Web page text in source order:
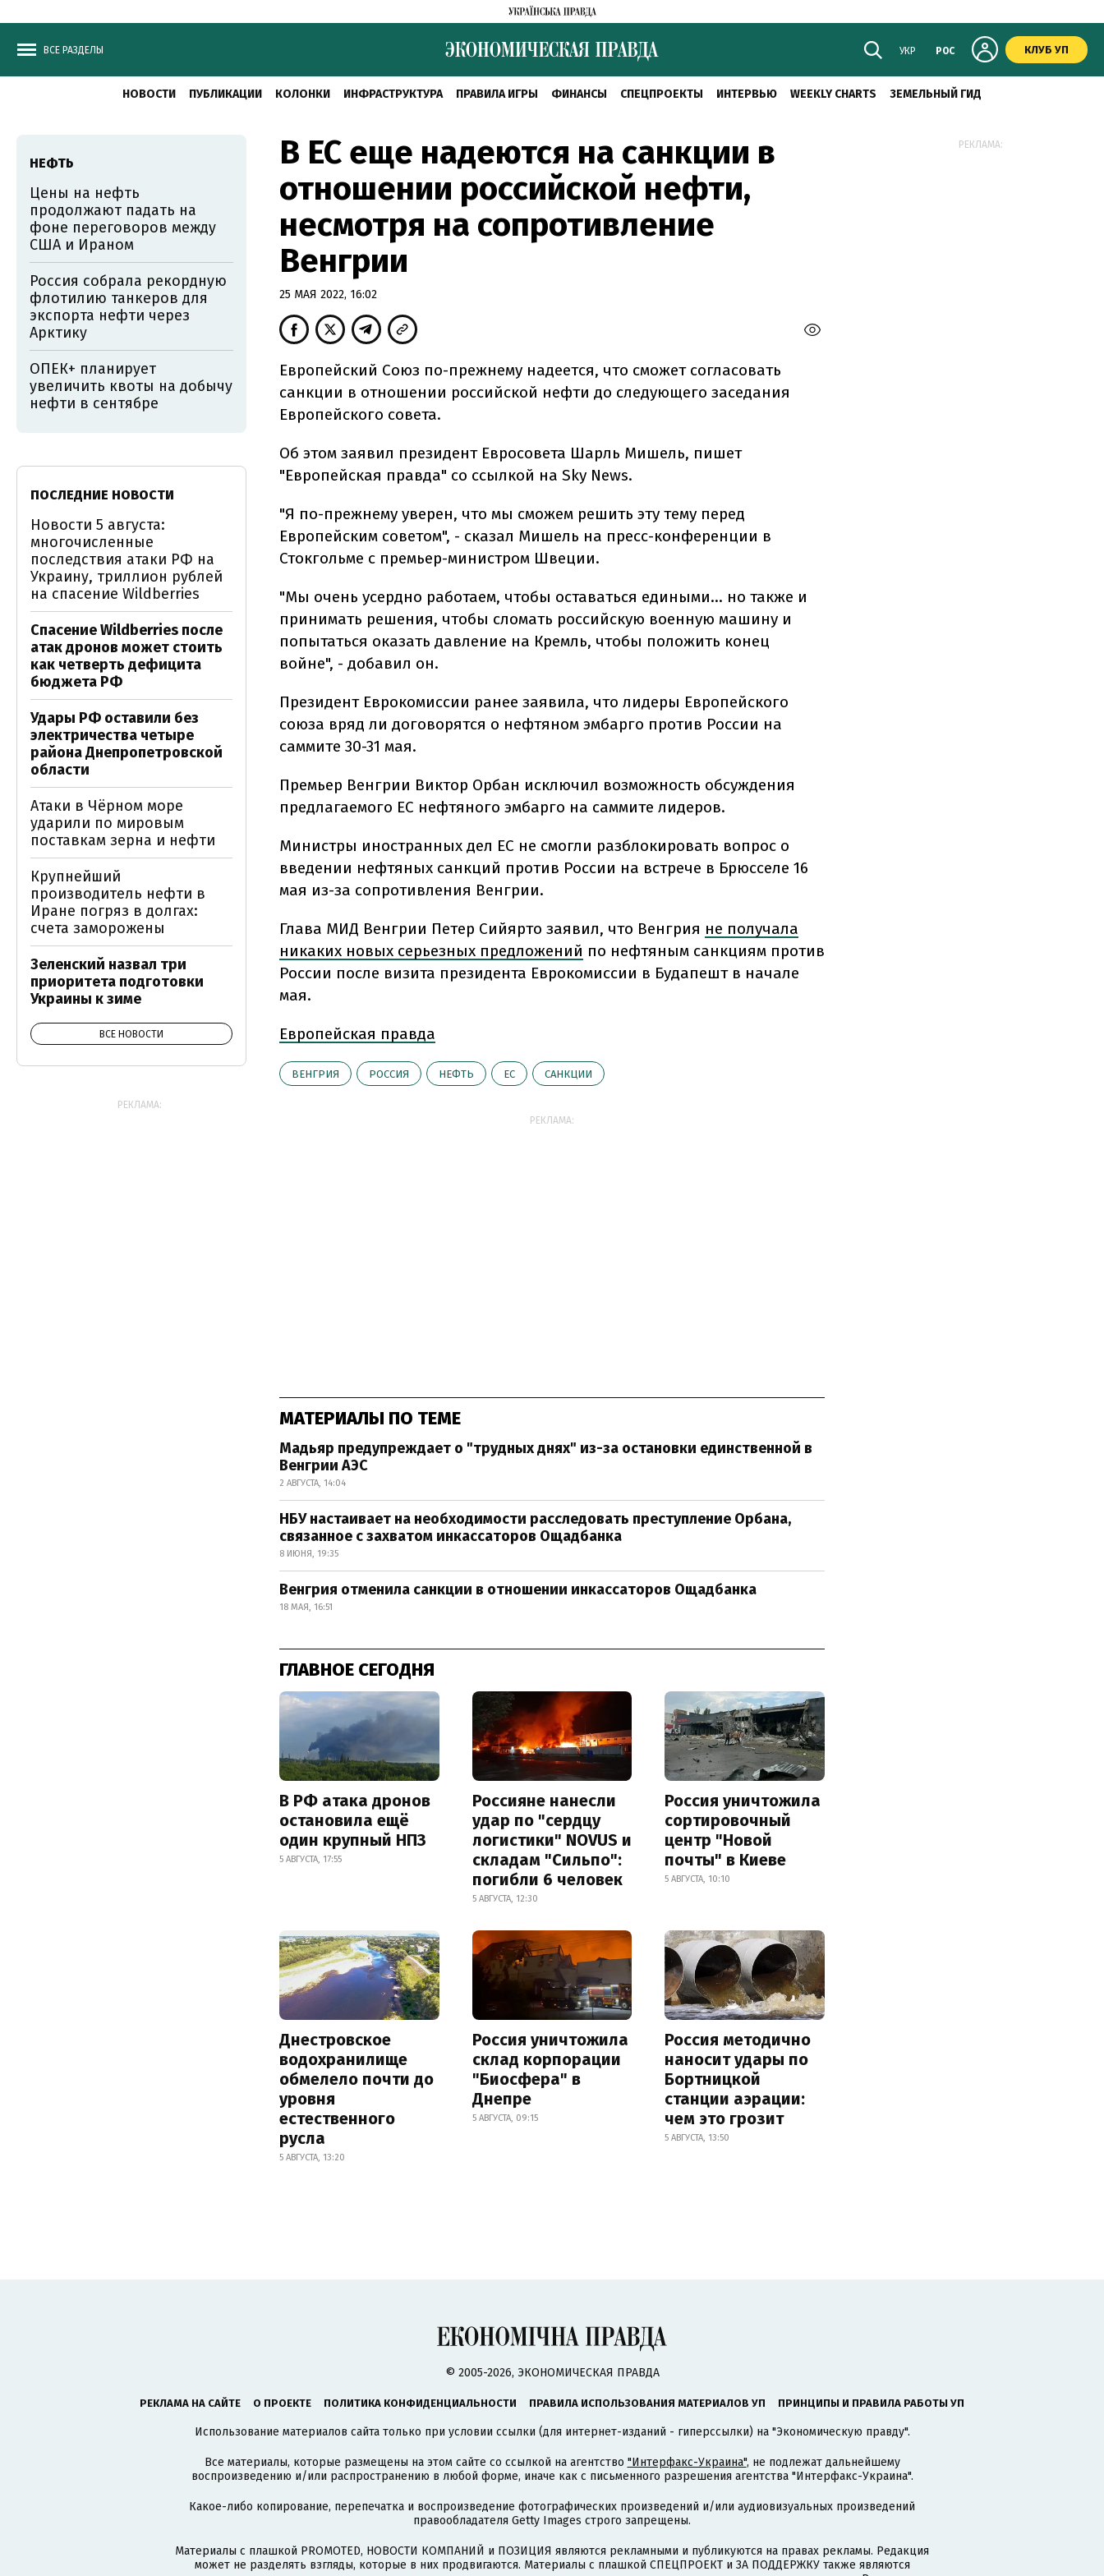
ВСЕ РАЗДЕЛЫ УКР РОС КЛУБ УП
НОВОСТИ ПУБЛИКАЦИИ КОЛОНКИ ИНФРАСТРУКТУРА ПРАВИЛА ИГРЫ ФИНАНСЫ СПЕЦПРОЕКТЫ ИНТЕРВЬЮ WEEKLY CHARTS ЗЕМЕЛЬНЫЙ ГИД
В ЕС еще надеются на санкции в
отношении российской нефти,
несмотря на сопротивление
Венгрии
25 МАЯ 2022, 16:02
Европейский Союз по-прежнему надеется, что сможет согласовать
санкции в отношении российской нефти до следующего заседания
Европейского совета.
Об этом заявил президент Евросовета Шарль Мишель, пишет
"Европейская правда" со ссылкой на Sky News.
"Я по-прежнему уверен, что мы сможем решить эту тему перед
Европейским советом", - сказал Мишель на пресс-конференции в
Стокгольме с премьер-министром Швеции.
"Мы очень усердно работаем, чтобы оставаться едиными... но также и
принимать решения, чтобы сломать российскую военную машину и
попытаться оказать давление на Кремль, чтобы положить конец
войне", - добавил он.
Президент Еврокомиссии ранее заявила, что лидеры Европейского
союза вряд ли договорятся о нефтяном эмбарго против России на
саммите 30-31 мая.
Премьер Венгрии Виктор Орбан исключил возможность обсуждения
предлагаемого ЕС нефтяного эмбарго на саммите лидеров.
Министры иностранных дел ЕС не смогли разблокировать вопрос о
введении нефтяных санкций против России на встрече в Брюсселе 16
мая из-за сопротивления Венгрии.
Глава МИД Венгрии Петер Сийярто заявил, что Венгрия не получала
никаких новых серьезных предложений по нефтяным санкциям против
России после визита президента Еврокомиссии в Будапешт в начале
мая.
Европейская правда
ВЕНГРИЯ РОССИЯ НЕФТЬ ЕС САНКЦИИ
РЕКЛАМА:
МАТЕРИАЛЫ ПО ТЕМЕ
Мадьяр предупреждает о "трудных днях" из-за остановки единственной в
Венгрии АЭС
2 АВГУСТА, 14:04
НБУ настаивает на необходимости расследовать преступление Орбана,
связанное с захватом инкассаторов Ощадбанка
8 ИЮНЯ, 19:35
Венгрия отменила санкции в отношении инкассаторов Ощадбанка
18 МАЯ, 16:51
ГЛАВНОЕ СЕГОДНЯ
В РФ атака дронов
остановила ещё
один крупный НПЗ
5 АВГУСТА, 17:55
Россияне нанесли
удар по "сердцу
логистики" NOVUS и
складам "Сильпо":
погибли 6 человек
5 АВГУСТА, 12:30
Россия уничтожила
сортировочный
центр "Новой
почты" в Киеве
5 АВГУСТА, 10:10
Днестровское
водохранилище
обмелело почти до
уровня
естественного
русла
5 АВГУСТА, 13:20
Россия уничтожила
склад корпорации
"Биосфера" в
Днепре
5 АВГУСТА, 09:15
Россия методично
наносит удары по
Бортницкой
станции аэрации:
чем это грозит
5 АВГУСТА, 13:50
НЕФТЬ
Цены на нефть
продолжают падать на
фоне переговоров между
США и Ираном
Россия собрала рекордную
флотилию танкеров для
экспорта нефти через
Арктику
ОПЕК+ планирует
увеличить квоты на добычу
нефти в сентябре
ПОСЛЕДНИЕ НОВОСТИ
Новости 5 августа:
многочисленные
последствия атаки РФ на
Украину, триллион рублей
на спасение Wildberries
Спасение Wildberries после
атак дронов может стоить
как четверть дефицита
бюджета РФ
Удары РФ оставили без
электричества четыре
района Днепропетровской
области
Атаки в Чёрном море
ударили по мировым
поставкам зерна и нефти
Крупнейший
производитель нефти в
Иране погряз в долгах:
счета заморожены
Зеленский назвал три
приоритета подготовки
Украины к зиме
ВСЕ НОВОСТИ
РЕКЛАМА:
РЕКЛАМА:
© 2005-2026, ЭКОНОМИЧЕСКАЯ ПРАВДА
РЕКЛАМА НА САЙТЕ О ПРОЕКТЕ ПОЛИТИКА КОНФИДЕНЦИАЛЬНОСТИ ПРАВИЛА ИСПОЛЬЗОВАНИЯ МАТЕРИАЛОВ УП ПРИНЦИПЫ И ПРАВИЛА РАБОТЫ УП
Использование материалов сайта только при условии ссылки (для интернет-изданий - гиперссылки) на "Экономическую правду".
Все материалы, которые размещены на этом сайте со ссылкой на агентство "Интерфакс-Украина", не подлежат дальнейшему
воспроизведению и/или распространению в любой форме, иначе как с письменного разрешения агентства "Интерфакс-Украина".
Какое-либо копирование, перепечатка и воспроизведение фотографических произведений и/или аудиовизуальных произведений
правообладателя Getty Images строго запрещены.
Материалы с плашкой PROMOTED, НОВОСТИ КОМПАНИЙ и ПОЗИЦИЯ являются рекламными и публикуются на правах рекламы. Редакция
может не разделять взгляды, которые в них продвигаются. Материалы с плашкой СПЕЦПРОЕКТ и ЗА ПОДДЕРЖКУ также являются